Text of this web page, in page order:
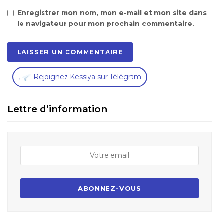
Enregistrer mon nom, mon e-mail et mon site dans
le navigateur pour mon prochain commentaire.
, Rejoignez Kessiya sur Télégram
Lettre d’information